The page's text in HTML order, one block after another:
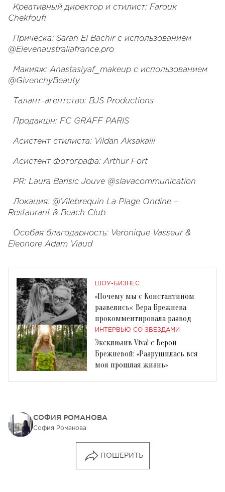
Креативный директор и стилист: Farouk
Chekfoufi
Прическа: Sarah El Bachir с использованием
@Elevenaustraliafrance.pro
Макияж: Anastasiyaf_makeup с использованием
@GivenchyBeauty
Талант-агентство: BJS Productions
Продакшн: FC GRAFF PARIS
Асистент стилиста: Vildan Aksakalli
Асистент фотографа: Arthur Fort
PR: Laura Barisic Jouve @slavacommunication
Локация: @Vilebrequin La Plage Ondine –
Restaurant & Beach Club
Особая благодарность: Veronique Vasseur &
Eleonore Adam Viaud
ШОУ-БИЗНЕС
«Почему мы с Константином
развелись»: Вера Брежнева
прокомментировала развод
ИНТЕРВЬЮ СО ЗВЕЗДАМИ
Эксклюзив Viva! с Верой
Брежневой: «Разрушилась вся
моя прошлая жизнь»
СОФИЯ РОМАНОВА
София Романова
ПОШЕРИТЬ